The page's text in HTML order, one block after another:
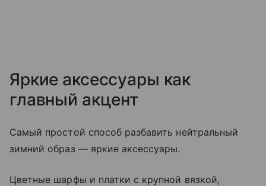
Яркие аксессуары как
главный акцент
Самый простой способ разбавить нейтральный
зимний образ — яркие аксессуары.
Цветные шарфы и платки с крупной вязкой,